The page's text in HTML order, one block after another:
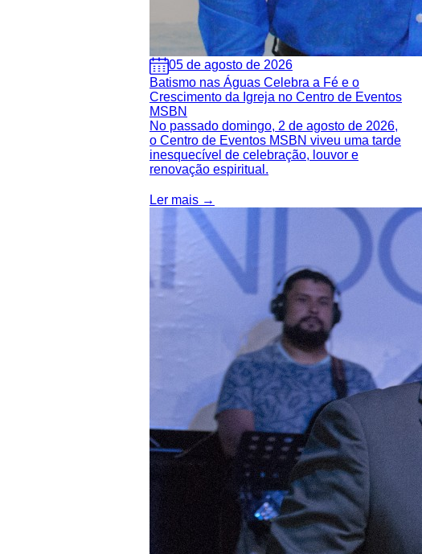
05 de agosto de 2026
Batismo nas Águas Celebra a Fé e o
Crescimento da Igreja no Centro de Eventos
MSBN
No passado domingo, 2 de agosto de 2026,
o Centro de Eventos MSBN viveu uma tarde
inesquecível de celebração, louvor e
renovação espiritual.
Ler mais →